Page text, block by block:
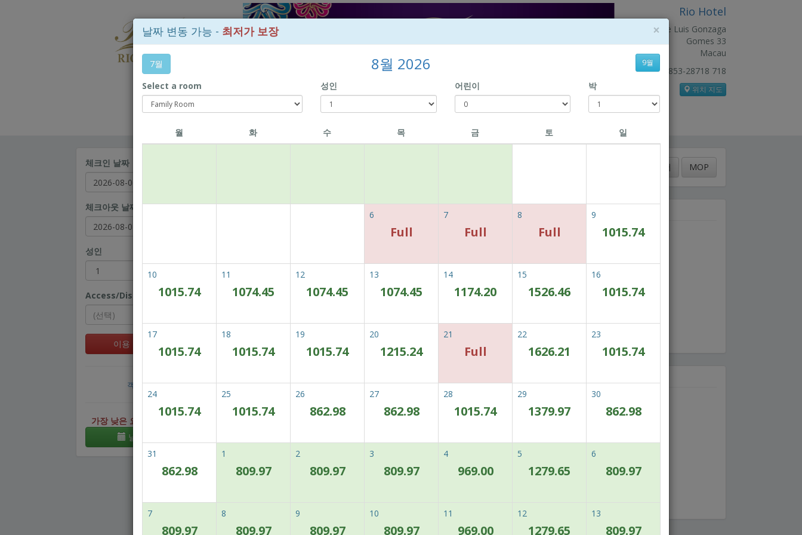
Rio Hotel
Rus de Luis Gonzaga
Gomes 33
Macau
+853-28718 718
위치 지도
체크인 날짜
체크아웃 날짜
성인
Access/Discount Code
이용 가능 여부 확인
객실 다수 예약
가장 낮은 요금을 확인해보세요!
날짜 변동 가능
×
날짜 변동 가능 - 최저가 보장
7월 8월 2026 9월
Select a room 성인 어린이 박
월 화 수 목 금 토 일
6
Full
7
Full
8
Full
9
1015.74
10
1015.74
11
1074.45
12
1074.45
13
1074.45
14
1174.20
15
1526.46
16
1015.74
17
1015.74
18
1015.74
19
1015.74
20
1215.24
21
Full
22
1626.21
23
1015.74
24
1015.74
25
1015.74
26
862.98
27
862.98
28
1015.74
29
1379.97
30
862.98
31
862.98
1
809.97
2
809.97
3
809.97
4
969.00
5
1279.65
6
809.97
7
809.97
8
809.97
9
809.97
10
809.97
11
969.00
12
1279.65
13
809.97
한국어 MOP
이용 약관
지정하신 날짜에 패키지를 이용하실 수 있는 객실이 없습니다.
Special Rate
지정하신 날짜에 패키지를 이용하실 수 있는 객실이 없습니다.